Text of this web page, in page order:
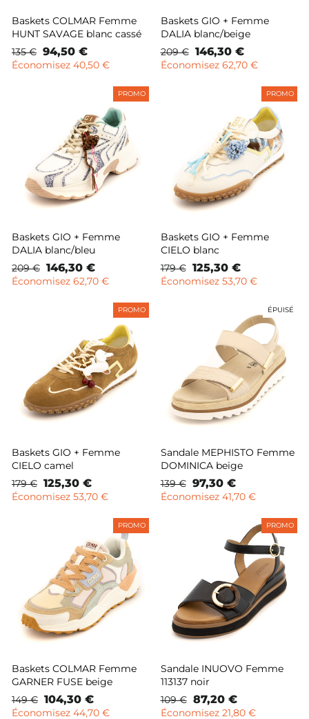
Baskets COLMAR Femme
HUNT SAVAGE blanc cassé
Prix
normal
135 € Prix
remisé
94,50 €
Économisez 40,50 €
Baskets GIO + Femme
DALIA blanc/beige
Prix
normal
209 € Prix
remisé
146,30 €
Économisez 62,70 €
PROMO
Baskets GIO + Femme
DALIA blanc/bleu
Prix
normal
209 € Prix
remisé
146,30 €
Économisez 62,70 €
PROMO
Baskets GIO + Femme
CIELO blanc
Prix
normal
179 € Prix
remisé
125,30 €
Économisez 53,70 €
PROMO
Baskets GIO + Femme
CIELO camel
Prix
normal
179 € Prix
remisé
125,30 €
Économisez 53,70 €
ÉPUISÉ
Sandale MEPHISTO Femme
DOMINICA beige
Prix
normal
139 € Prix
remisé
97,30 €
Économisez 41,70 €
PROMO
Baskets COLMAR Femme
GARNER FUSE beige
Prix
normal
149 € Prix
remisé
104,30 €
Économisez 44,70 €
PROMO
Sandale INUOVO Femme
113137 noir
Prix
normal
109 € Prix
remisé
87,20 €
Économisez 21,80 €